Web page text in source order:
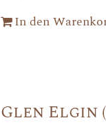
In den
Glen Elgin